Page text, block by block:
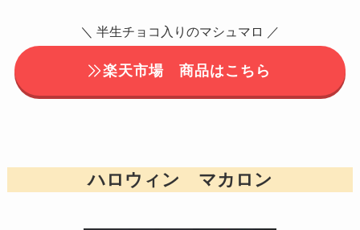
＼ 半生チョコ入りのマシュマロ ／
楽天市場 商品はこちら
ハロウィン マカロン